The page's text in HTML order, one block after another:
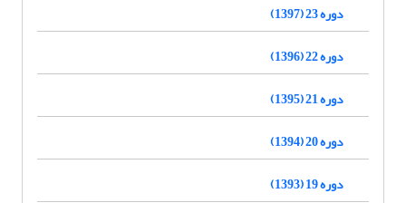
دوره 23 (1397)
دوره 22 (1396)
دوره 21 (1395)
دوره 20 (1394)
دوره 19 (1393)